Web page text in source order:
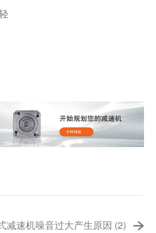
减速机噪音过大产生原因 (2)